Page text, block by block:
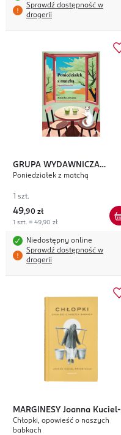
Sprawdź dostępność w
drogerii
GRUPA WYDAWNICZA
RELACJA Michiko Aoyama
Poniedziałek z matchą
1 szt.
49,90 zł
1 szt. = 49,90 zł
Niedostępny online
Sprawdź dostępność w
drogerii
MARGINESY Joanna Kuciel-
Frydryszak
Chłopki, opowieść o naszych
babkach